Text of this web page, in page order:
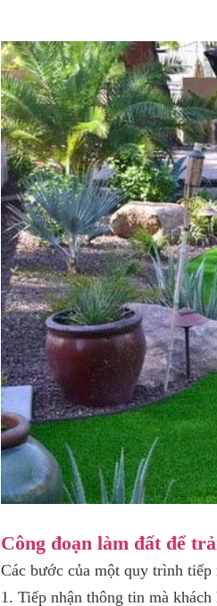
Công đoạn làm đất để
Các bước của một quy trình tiếp
1. Tiếp nhận thông tin mà khách